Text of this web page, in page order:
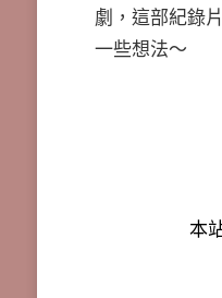
劇，這部紀錄
一些想法～
本